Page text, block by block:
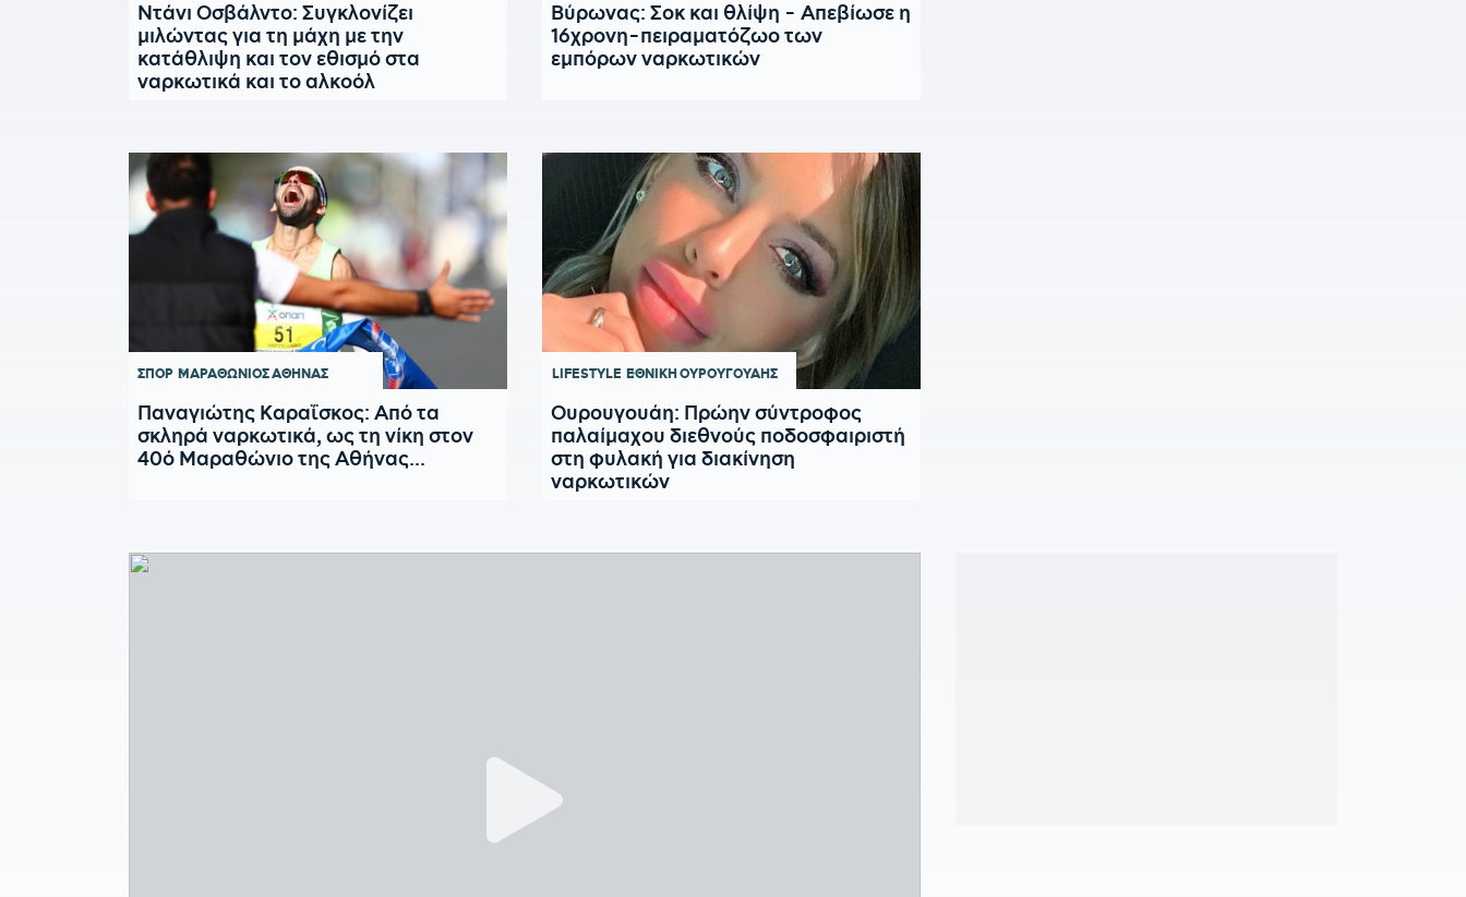
Ντάνι Οσβάλντο: Συγκλονίζει
μιλώντας για τη μάχη με την
κατάθλιψη και τον εθισμό στα
ναρκωτικά και το αλκοόλ
Βύρωνας: Σοκ και θλίψη - Απεβίωσε η
16χρονη-πειραματόζωο των
εμπόρων ναρκωτικών
ΣΠΟΡ ΜΑΡΑΘΩΝΙΟΣ ΑΘΗΝΑΣ
Παναγιώτης Καραΐσκος: Από τα
σκληρά ναρκωτικά, ως τη νίκη στον
40ό Μαραθώνιο της Αθήνας...
LIFESTYLE ΕΘΝΙΚΗ ΟΥΡΟΥΓΟΥΑΗΣ
Ουρουγουάη: Πρώην σύντροφος
παλαίμαχου διεθνούς ποδοσφαιριστή
στη φυλακή για διακίνηση
ναρκωτικών